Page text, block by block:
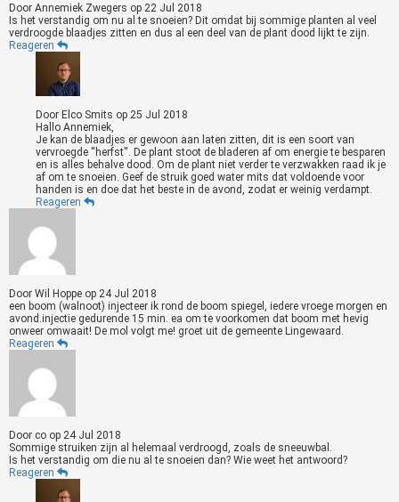
Door Annemiek Zwegers op 22 Jul 2018
Is het verstandig om nu al te snoeien? Dit omdat bij sommige planten al veel
verdroogde blaadjes zitten en dus al een deel van de plant dood lijkt te zijn.
Reageren
Door Elco Smits op 25 Jul 2018
Hallo Annemiek,
Je kan de blaadjes er gewoon aan laten zitten, dit is een soort van
vervroegde ''herfst''. De plant stoot de bladeren af om energie te besparen
en is alles behalve dood. Om de plant niet verder te verzwakken raad ik je
af om te snoeien. Geef de struik goed water mits dat voldoende voor
handen is en doe dat het beste in de avond, zodat er weinig verdampt.
Reageren
Door Wil Hoppe op 24 Jul 2018
een boom (walnoot) injecteer ik rond de boom spiegel, iedere vroege morgen en
avond.injectie gedurende 15 min. ea om te voorkomen dat boom met hevig
onweer omwaait! De mol volgt me! groet uit de gemeente Lingewaard.
Reageren
Door co op 24 Jul 2018
Sommige struiken zijn al helemaal verdroogd, zoals de sneeuwbal.
Is het verstandig om die nu al te snoeien dan? Wie weet het antwoord?
Reageren